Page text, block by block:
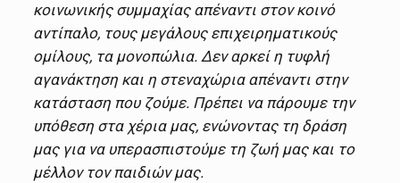
κοινωνικής συμμαχίας απέναντι στον κοινό
αντίπαλο, τους μεγάλους επιχειρηματικούς
ομίλους, τα μονοπώλια. Δεν αρκεί η τυφλή
αγανάκτηση και η στεναχώρια απέναντι στην
κατάσταση που ζούμε. Πρέπει να πάρουμε την
υπόθεση στα χέρια μας, ενώνοντας τη δράση
μας για να υπερασπιστούμε τη ζωή μας και το
μέλλον τον παιδιών μας.